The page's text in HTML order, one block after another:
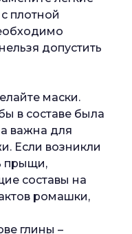
плотной
допустить
маски.
в составе была
важна для
Если возникли
прыщи,
составы на
ромашки,
глины –